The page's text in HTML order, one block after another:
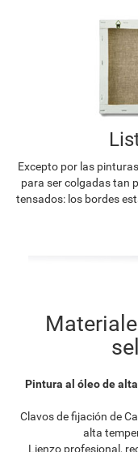
Excepto por las
para ser colgadas tan
tensados: los bordes
Pintura al óleo de
Clavos de fijación de
alta
Lienzo profesional,